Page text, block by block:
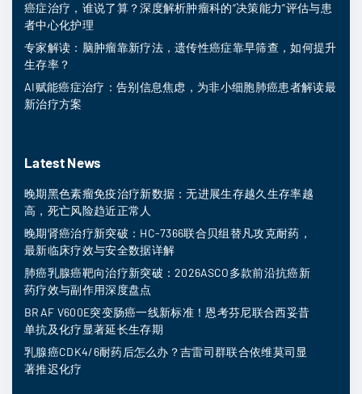
癌症治疗，谁说了算？深度解析肿瘤科的“决策能力”评估与患
者中心化护理
专家解读：脑肿瘤靠新疗法，遗传性癌症靠早筛查，如何提升
生存率？
AI赋能癌症治疗：告别信息焦虑，为非小细胞肺癌患者解读最
新治疗方案
Latest News
晚期黑色素瘤免疫治疗新数据：无进展生存越久生存率越
高，死亡风险趋近正常人
晚期肾癌治疗新突破：HC-7366联合贝组替凡攻克耐药，
最新临床疗效与安全数据详解
肺癌乳腺癌靶向治疗新突破：2026ASCO多款前沿抗癌新
药疗效与副作用深度盘点
BRAF V600E突变肠癌一线新标准！恩考芬尼联合西妥昔
单抗及化疗显著延长生存期
乳腺癌CDK4/6耐药后怎么办？吉雷司群联合依维莫司显
著推迟化疗